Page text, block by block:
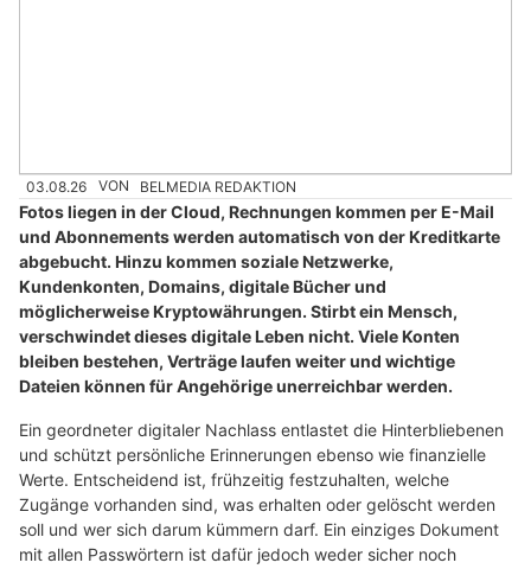
03.08.26 VON BELMEDIA REDAKTION
Fotos liegen in der Cloud, Rechnungen kommen per E-Mail
und Abonnements werden automatisch von der Kreditkarte
abgebucht. Hinzu kommen soziale Netzwerke,
Kundenkonten, Domains, digitale Bücher und
möglicherweise Kryptowährungen. Stirbt ein Mensch,
verschwindet dieses digitale Leben nicht. Viele Konten
bleiben bestehen, Verträge laufen weiter und wichtige
Dateien können für Angehörige unerreichbar werden.
Ein geordneter digitaler Nachlass entlastet die Hinterbliebenen
und schützt persönliche Erinnerungen ebenso wie finanzielle
Werte. Entscheidend ist, frühzeitig festzuhalten, welche
Zugänge vorhanden sind, was erhalten oder gelöscht werden
soll und wer sich darum kümmern darf. Ein einziges Dokument
mit allen Passwörtern ist dafür jedoch weder sicher noch